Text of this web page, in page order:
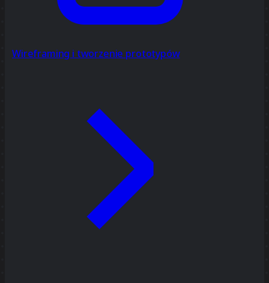
Wireframing i tworzenie prototypów